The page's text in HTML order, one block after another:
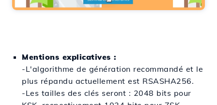
Mentions explicatives :
-L'algorithme de génération recommandé et le
plus répandu actuellement est RSASHA256.
-Les tailles des clés seront : 2048 bits pour